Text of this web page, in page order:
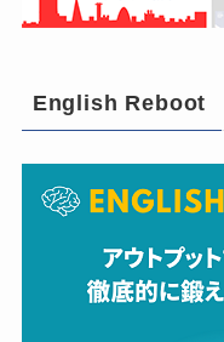
English Reboot